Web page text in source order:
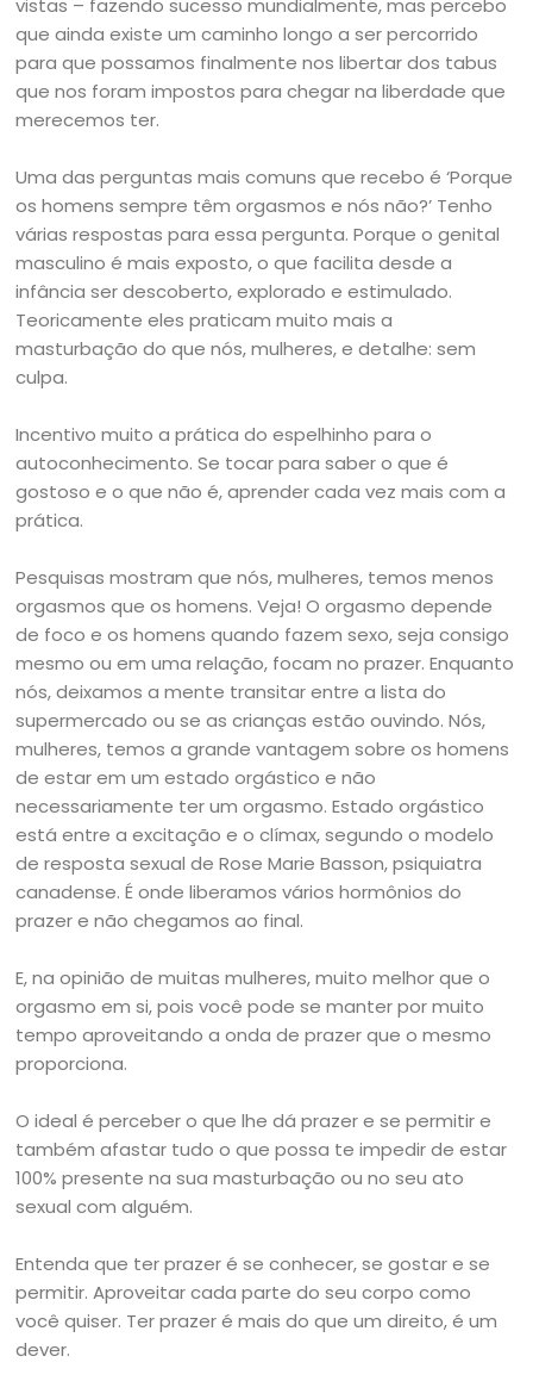
vistas – fazendo sucesso mundialmente, mas percebo
que ainda existe um caminho longo a ser percorrido
para que possamos finalmente nos libertar dos tabus
que nos foram impostos para chegar na liberdade que
merecemos ter.
Uma das perguntas mais comuns que recebo é ‘Porque
os homens sempre têm orgasmos e nós não?’ Tenho
várias respostas para essa pergunta. Porque o genital
masculino é mais exposto, o que facilita desde a
infância ser descoberto, explorado e estimulado.
Teoricamente eles praticam muito mais a
masturbação do que nós, mulheres, e detalhe: sem
culpa.
Incentivo muito a prática do espelhinho para o
autoconhecimento. Se tocar para saber o que é
gostoso e o que não é, aprender cada vez mais com a
prática.
Pesquisas mostram que nós, mulheres, temos menos
orgasmos que os homens. Veja! O orgasmo depende
de foco e os homens quando fazem sexo, seja consigo
mesmo ou em uma relação, focam no prazer. Enquanto
nós, deixamos a mente transitar entre a lista do
supermercado ou se as crianças estão ouvindo. Nós,
mulheres, temos a grande vantagem sobre os homens
de estar em um estado orgástico e não
necessariamente ter um orgasmo. Estado orgástico
está entre a excitação e o clímax, segundo o modelo
de resposta sexual de Rose Marie Basson, psiquiatra
canadense. É onde liberamos vários hormônios do
prazer e não chegamos ao final.
E, na opinião de muitas mulheres, muito melhor que o
orgasmo em si, pois você pode se manter por muito
tempo aproveitando a onda de prazer que o mesmo
proporciona.
O ideal é perceber o que lhe dá prazer e se permitir e
também afastar tudo o que possa te impedir de estar
100% presente na sua masturbação ou no seu ato
sexual com alguém.
Entenda que ter prazer é se conhecer, se gostar e se
permitir. Aproveitar cada parte do seu corpo como
você quiser. Ter prazer é mais do que um direito, é um
dever.